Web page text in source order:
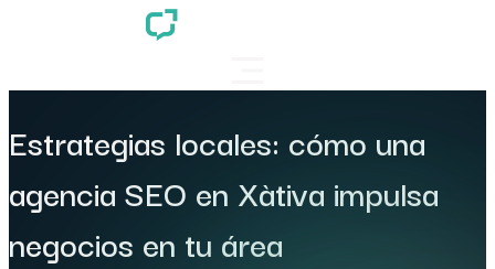
Estrategias locales: cómo una
agencia SEO en Xàtiva impulsa
negocios en tu área